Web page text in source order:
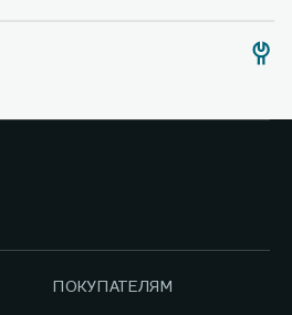
ПОКУПАТЕЛЯМ